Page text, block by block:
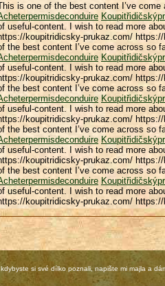
is one of the best content I’ve
useful-content. I wish to read more
koupitridicsky-prukaz.com/
the best content I’ve come across so
useful-content. I wish to read more
koupitridicsky-prukaz.com/
the best content I’ve come across so
useful-content. I wish to read more
koupitridicsky-prukaz.com/
the best content I’ve come across so
useful-content. I wish to read more
koupitridicsky-prukaz.com/
the best content I’ve come across so
useful-content. I wish to read more
koupitridicsky-prukaz.com/
si své dílko poznali, napište mi majla a